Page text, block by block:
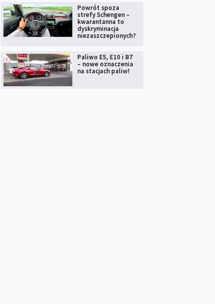
Powrót spoza
strefy Schengen –
kwarantanna to
dyskryminacja
niezaszczepionych?
Paliwo E5, E10 i B7
– nowe oznaczenia
na stacjach paliw!